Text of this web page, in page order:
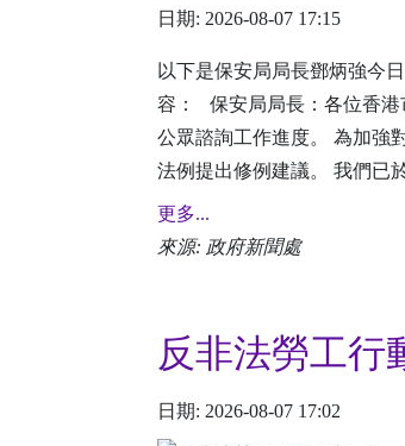
日期: 2026-08-07 17:15
以下是保安局局長鄧炳強今
容： 保安局局長：各位香港
公眾諮詢工作進度。 為加強
法例提出修例建議。 我們已
更多...
來源: 政府新聞處
反非法勞工行
日期: 2026-08-07 17:02